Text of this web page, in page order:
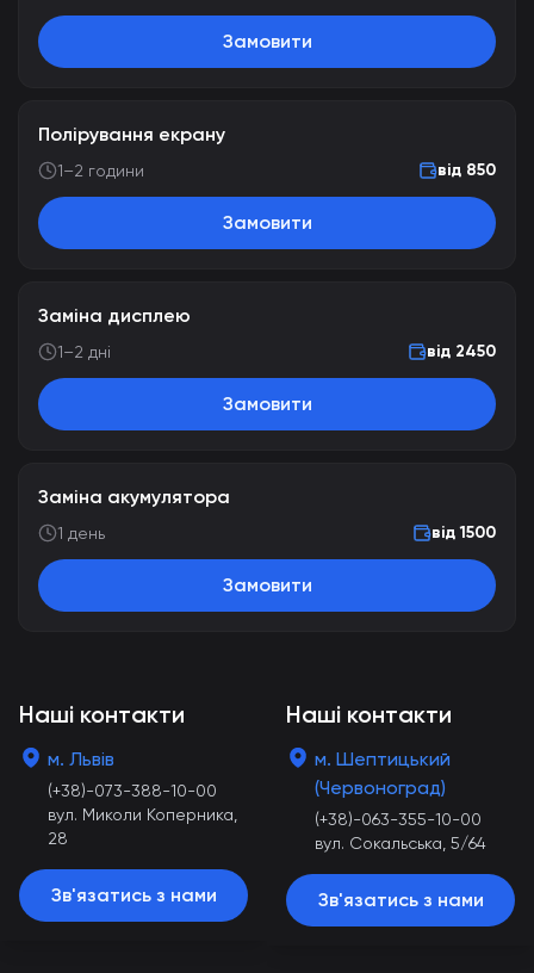
Замовити
Полірування екрану
1–2 години від 850
Замовити
Заміна дисплею
1–2 дні від 2450
Замовити
Заміна акумулятора
1 день від 1500
Замовити
Наші контакти
м. Львів
(+38)-073-388-10-00
вул. Миколи Коперника,
28
Зв'язатись з нами
Наші контакти
м. Шептицький
(Червоноград)
(+38)-063-355-10-00
вул. Сокальська, 5/64
Зв'язатись з нами